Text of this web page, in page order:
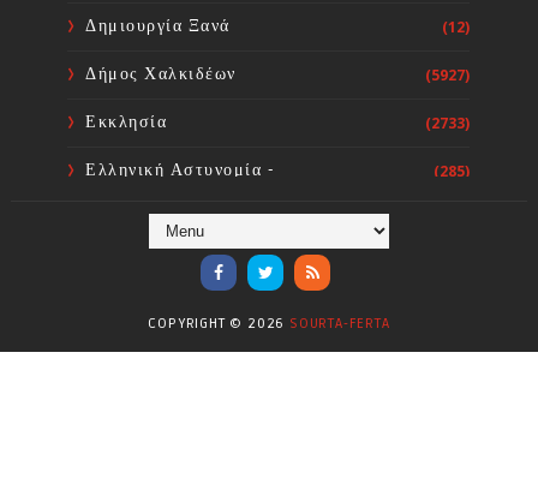
Δημιουργία Ξανά (12)
Δήμος Χαλκιδέων (5927)
Εκκλησία (2733)
Ελληνική Αστυνομία -
(285)
Ενόργανη Γυμναστική
COPYRIGHT © 2026 SOURTA-FERTA